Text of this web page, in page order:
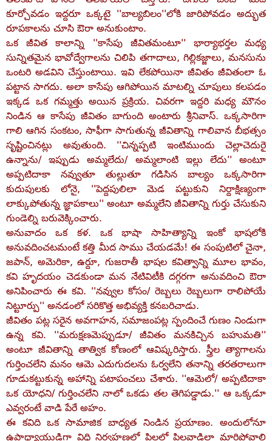
కూర్చోవడం ఇద్దరూ ఒక్కటై ''బాల్యబిలం''లోకి జారిపోవడం అద్భుత
రూపకాలను చూసి ఔరా అనుకుంటాం.
ఒక జీవిత కాలాన్ని ''కాసేపు జీవితమంటూ'' భార్యాభర్తల మధ్య
సున్నితమైన భావోద్వేగాలను చిలిపి తగాదాలు, గిల్లికజ్జాలు, మనసును
ఒంటరి అడవిని చేస్తుంటాయి. ఇవి లేకపోయినా జీవితం జీవితంలా ఓ
పట్టాన సాగదు. అలా కాసేపు ఆగిపోయిన మాటల్ని చూపులు కలపడం
ఇక్కడ ఒక గమ్మత్తు అయిన ప్రక్రియ. చివరగా ఇద్దరి మధ్య మౌనం
నిండిన ఆ కాసేపు జీవితం బాగుంది అంటారు శ్రీనివాస్‌. ఒక్కసారిగా
గాలి ఆగిన సంకటం, సాఫీగా సాగుతున్న జీవితాన్ని గాలివాన బీభత్సం
సృష్టించినట్లు అవుతుంది. ''చిన్నప్పటి ఇంటిముందు చెల్లాచెదురై
ఉన్నాను/ ఇప్పుడు అమ్మలేదు/ అమ్మలాంటి ఇల్లు లేదు'' అంటూ
అప్పటిదాకా నవ్వుతూ తుల్లుతూ గడిసిన బాల్యం ఒక్కసారిగా
కుదుపులకు లోనై, ''పెద్దపులిలా మెడ పట్టుకుని నిర్దాక్షిణ్యంగా
లాక్కుపోతున్న జ్ఞాపకాలు'' అంటూ అమ్మలేని జీవితాన్ని గుర్తు చేసుకుని
గుండెల్ని బరువెక్కించారు.
అనువాదం ఒక కళ. ఒక భాషా సాహిత్యాన్ని ఇంకో భాషలోకి
అనువదించటమంటే కత్తి మీద సాము చేయడమే! ఈ సంపుటిలో చైనా,
జపాన్‌, అమెరికా, ఉర్దూ, గుజరాతీ భాషల కవిత్వాన్ని మూల భావం,
కవి హృదయం చెడకుండా మన నేటివిటీకి దగ్గరగా అనువదించి ఔరా
అనిపించారు ఈ కవి. ''నవ్వుల కోసం/ రెబ్బలు రెబ్బలుగా రాలిపోయే
నిట్టూర్పు'' అనడంలో సరికొత్త అభివ్యక్తి కనబరిచాడు.
జీవితం పట్ల సరైన అవగాహన, సమాజంపట్ల స్పందించే గుణం నిండుగా
ఉన్న కవి. ''మరుక్షణమెప్పుడూ/ జీవితం మనకిచ్చిన బహుమతి''
అంటూ జీవితాన్ని తాత్విక కోణంలో ఆవిష్కరిస్తారు. స్త్రీల త్యాగాలను
గుర్తించలేని మనం ఆమె ఎదుగుదలను ఓర్వలేని తనాన్ని తరతరాలుగా
గూడుకట్టుకున్న అహాన్ని పటాపంచలు చేశారు. ''ఆమెలో/ అప్పటిదాకా
ఒక యోధని/ గుర్తించలేని నాలో ఒకడు తల తెగిపడ్డాడు.'' ఆ ఒక్కడూ
ఎవ్వరంటే వాడి పేరే అహం.
ఈ కవిది ఒక సామాజిక బాధ్యత నిండిన ప్రయాణం. అందులోనూ
ఉపాధ్యాయుడిగా విధి నిర్వహణలో పిల్లల్లో పిల్లవాడిలా మారిపోవాలి